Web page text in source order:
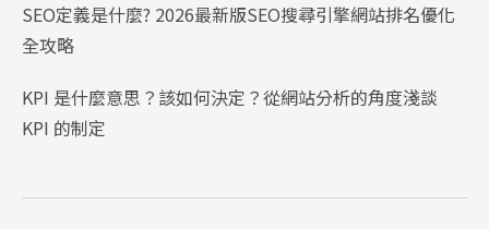
SEO定義是什麼? 2026最新版SEO搜尋引擎網站排名優化
全攻略
KPI 是什麼意思？該如何決定？從網站分析的角度淺談
KPI 的制定